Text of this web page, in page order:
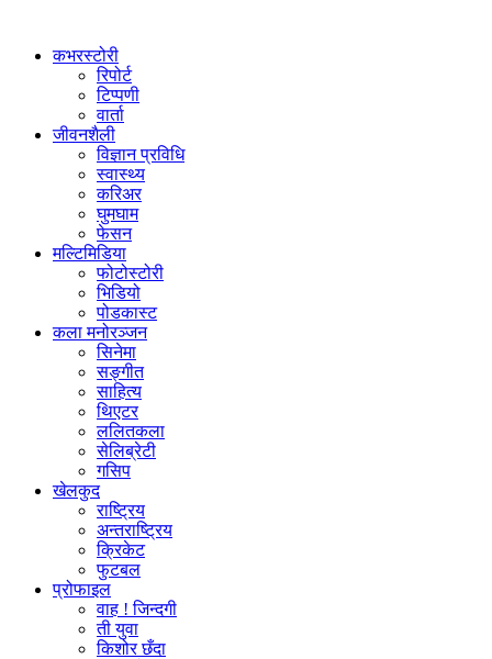
कभरस्टोरी
रिपोर्ट
टिप्पणी
वार्ता
जीवनशैली
विज्ञान प्रविधि
स्वास्थ्य
करिअर
घुमघाम
फेसन
मल्टिमिडिया
फोटोस्टोरी
भिडियो
पोडकास्ट
कला मनोरञ्जन
सिनेमा
सङ्गीत
साहित्य
थिएटर
ललितकला
सेलिब्रेटी
गसिप
खेलकुद
राष्ट्रिय
अन्तराष्ट्रिय
क्रिकेट
फुटबल
प्रोफाइल
वाह ! जिन्दगी
ती युवा
किशोर छँदा